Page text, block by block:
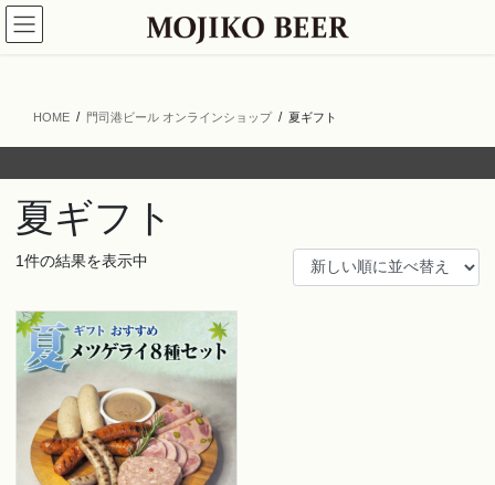
コ
ン
ス
ナ
ビ
ン
HOME 門司港ビール オンラインショップ 夏ギフト
夏ギフト
1件の結果を表示中